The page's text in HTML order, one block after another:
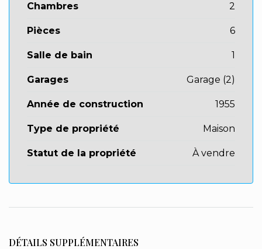
Chambres 2
Pièces 6
Salle de bain 1
Garages Garage (2)
Année de construction 1955
Type de propriété Maison
Statut de la propriété À vendre
DÉTAILS SUPPLÉMENTAIRES